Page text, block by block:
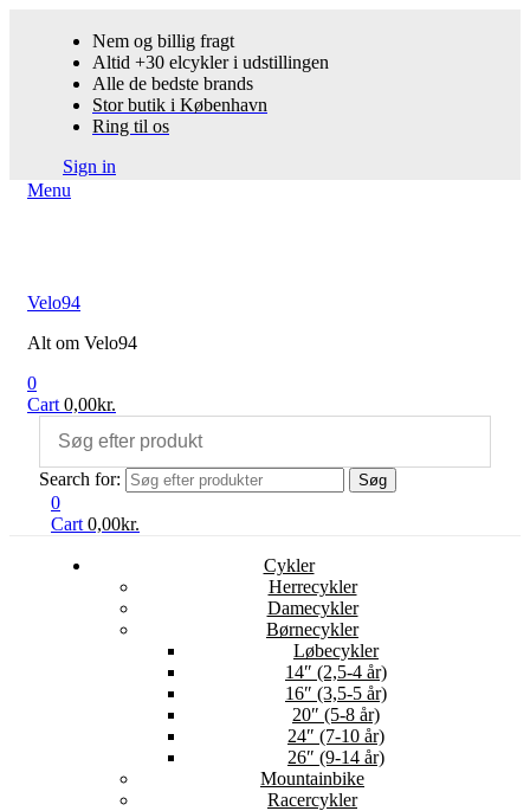
Nem og billig fragt
Altid +30 elcykler i udstillingen
Alle de bedste brands
Stor butik i København
Ring til os
Sign in
Menu
Velo94
Alt om Velo94
0
Cart 0,00kr.
Search for: Søg
0
Cart 0,00kr.
Cykler
Herrecykler
Damecykler
Børnecykler
Løbecykler
14″ (2,5-4 år)
16″ (3,5-5 år)
20″ (5-8 år)
24″ (7-10 år)
26″ (9-14 år)
Mountainbike
Racercykler